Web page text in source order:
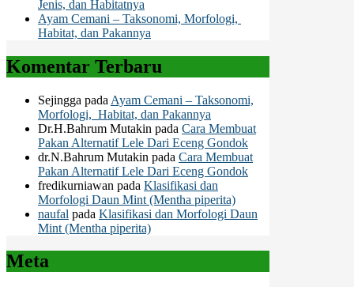
Jenis, dan Habitatnya
Ayam Cemani – Taksonomi, Morfologi,
Habitat, dan Pakannya
Komentar Terbaru
Sejingga pada Ayam Cemani – Taksonomi,
Morfologi, Habitat, dan Pakannya
Dr.H.Bahrum Mutakin pada Cara Membuat
Pakan Alternatif Lele Dari Eceng Gondok
dr.N.Bahrum Mutakin pada Cara Membuat
Pakan Alternatif Lele Dari Eceng Gondok
fredikurniawan pada Klasifikasi dan
Morfologi Daun Mint (Mentha piperita)
naufal pada Klasifikasi dan Morfologi Daun
Mint (Mentha piperita)
Meta